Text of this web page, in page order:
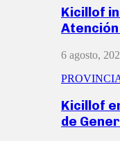
Kicillof
6 agosto,
Kicillof
de